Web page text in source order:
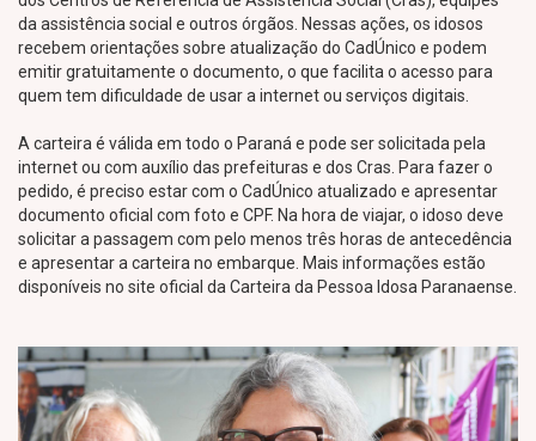
da assistência social e outros órgãos. Nessas ações, os idosos
recebem orientações sobre atualização do CadÚnico e podem
emitir gratuitamente o documento, o que facilita o acesso para
quem tem dificuldade de usar a internet ou serviços digitais.
A carteira é válida em todo o Paraná e pode ser solicitada pela
internet ou com auxílio das prefeituras e dos Cras. Para fazer o
pedido, é preciso estar com o CadÚnico atualizado e apresentar
documento oficial com foto e CPF. Na hora de viajar, o idoso deve
solicitar a passagem com pelo menos três horas de antecedência
e apresentar a carteira no embarque. Mais informações estão
disponíveis no site oficial da Carteira da Pessoa Idosa Paranaense.